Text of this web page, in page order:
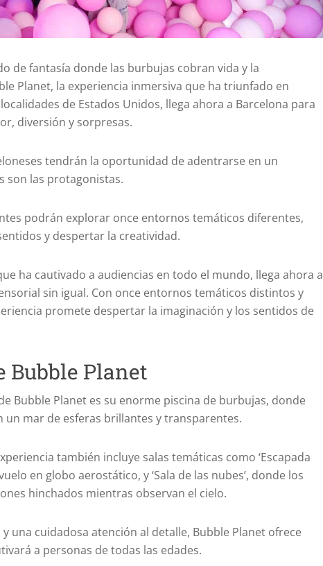
de fantasía donde las burbujas cobran vida y la
Planet, la experiencia inmersiva que ha triunfado en
de Estados Unidos, llega ahora a Barcelona para
diversión y sorpresas.
tendrán la oportunidad de adentrarse en un
son las protagonistas.
podrán explorar once entornos temáticos diferentes,
y despertar la creatividad.
ha cautivado a audiencias en todo el mundo, llega ahora a
sin igual. Con once entornos temáticos distintos y
promete despertar la imaginación y los sentidos de
Bubble Planet
Bubble Planet es su enorme piscina de burbujas, donde
mar de esferas brillantes y transparentes.
también incluye salas temáticas como ‘Escapada
en globo aerostático, y ‘Sala de las nubes’, donde los
hinchados mientras observan el cielo.
una cuidadosa atención al detalle, Bubble Planet ofrece
a personas de todas las edades.